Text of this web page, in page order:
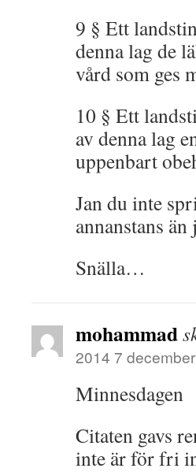
9 § Ett
denna lag de
vård som ges
10 § Ett
av denna lag
uppenbart
Jan du inte
annanstans
Snälla…
mohammad
2014 7
Minnesdagen
Citaten gavs
inte är för fri